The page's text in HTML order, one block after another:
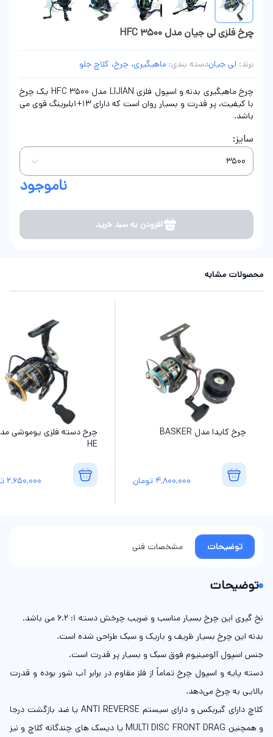
چرخ فلزی لی جیان مدل HFC 3500
برند: لی جیاندسته بندی: ماهیگیری، چرخ، کلاچ جلو
چرخ ماهیگیری بدنه و اسپول فلزی LIJIAN مدل HFC 3500 یک چرخ
با کیفیت، پر قدرت و بسیار روان است که دارای 13+1بلبرینگ قوی می
باشد.
سایز:
ناموجود
افزودن به سبد خرید
محصولات مشابه
چرخ کایدا مدل BASKER
4,800,000 تومان
چرخ دسته فلزی یوموشی
HE
2,650,000
توضیحات مشخصات فنی
توضیحات
نخ گیری این چرخ بسیار مناسب و ضریب چرخش دسته 1: 6.2 می باشد.
بدنه این چرخ بسیار ظریف و باریک و سبک طراحی شده است.
جنس اسپول آلومینیوم فوق سبک و بسیار پر قدرت است.
دسته پایه و اسپول چرخ تماماً از فلز مقاوم در برابر آب شور بوده و قدرت
بالایی به چرخ می‌دهد.
کلاچ دارای گیربکس و دارای سیستم ANTI REVERSE یا ضد بازگشت درجا
و همچنین MULTI DISC FRONT DRAG یا دیسک های چندگانه کلاچ و نیز